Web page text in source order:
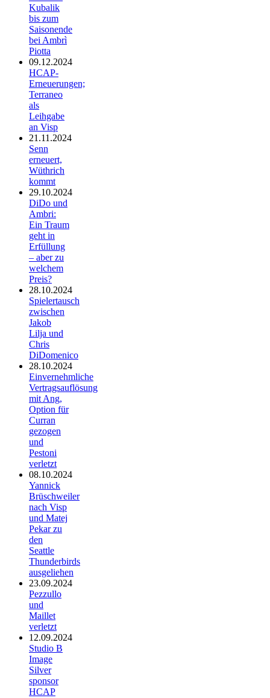
Kubalik
bis zum
Saisonende
bei Ambrì
Piotta
09.12.2024
HCAP-
Erneuerungen;
Terraneo
als
Leihgabe
an Visp
21.11.2024
Senn
erneuert,
Wüthrich
kommt
29.10.2024
DiDo und
Ambri:
Ein Traum
geht in
Erfüllung
– aber zu
welchem
Preis?
28.10.2024
Spielertausch
zwischen
Jakob
Lilja und
Chris
DiDomenico
28.10.2024
Einvernehmliche
Vertragsauflösung
mit Ang,
Option für
Curran
gezogen
und
Pestoni
verletzt
08.10.2024
Yannick
Brüschweiler
nach Visp
und Matej
Pekar zu
den
Seattle
Thunderbirds
ausgeliehen
23.09.2024
Pezzullo
und
Maillet
verletzt
12.09.2024
Studio B
Image
Silver
sponsor
HCAP